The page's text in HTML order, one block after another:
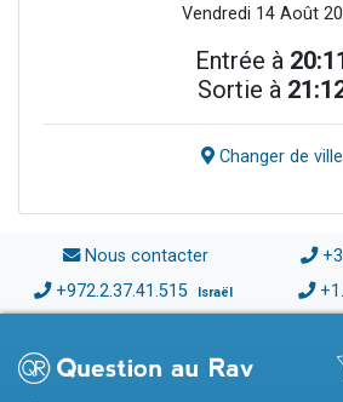
Vendredi 14 Août
Entrée à
Sortie à
Changer de ville
Nous contacter
+972.2.37.41.515 Israël